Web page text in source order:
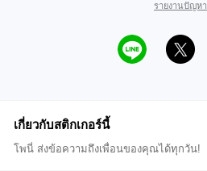
รายงานปัญหา
เกี่ยวกับสติกเกอร์นี้
โพนี่ ส่งข้อความถึงเพื่อนของคุณได้ทุกวัน!